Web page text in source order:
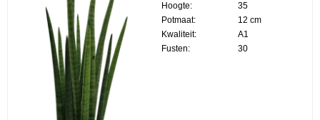
Hoogte:
35
Potmaat:
12 cm
Kwaliteit:
A1
Fusten:
30